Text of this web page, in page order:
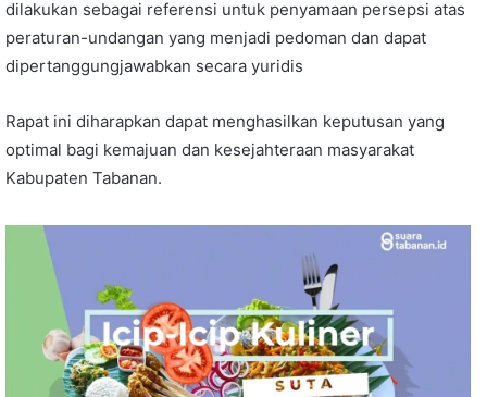
dilakukan sebagai referensi untuk penyamaan persepsi atas
peraturan-undangan yang menjadi pedoman dan dapat
dipertanggungjawabkan secara yuridis
Rapat ini diharapkan dapat menghasilkan keputusan yang
optimal bagi kemajuan dan kesejahteraan masyarakat
Kabupaten Tabanan.